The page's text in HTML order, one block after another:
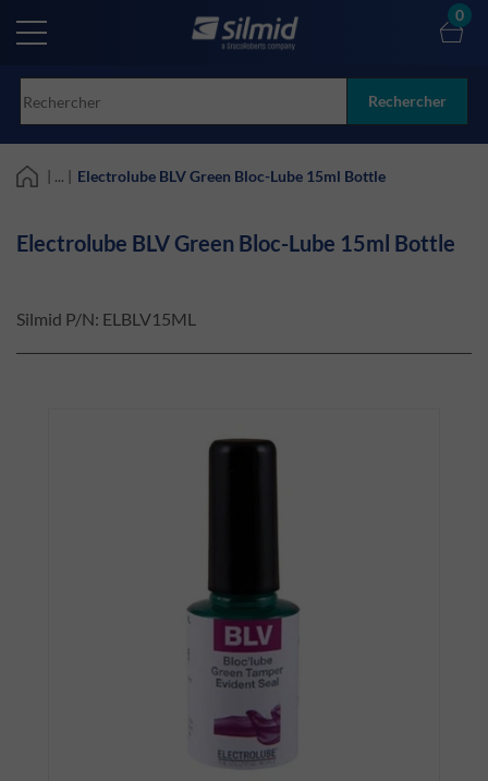
main
Rechercher
0
| ... | Electrolube BLV Green Bloc-Lube 15ml Bottle
Electrolube BLV Green Bloc-Lube 15ml Bottle
Silmid P/N: ELBLV15ML